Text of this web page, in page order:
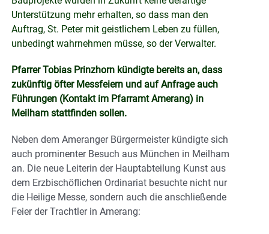
Unterstützung mehr erhalten, so dass man den
Auftrag, St. Peter mit geistlichem Leben zu füllen,
unbedingt wahrnehmen müsse, so der Verwalter.
Pfarrer Tobias Prinzhorn kündigte bereits an, dass
zukünftig öfter Messfeiern und auf Anfrage auch
Führungen (Kontakt im Pfarramt Amerang) in
Meilham stattfinden sollen.
Neben dem Ameranger Bürgermeister kündigte sich
auch prominenter Besuch aus München in Meilham
an. Die neue Leiterin der Hauptabteilung Kunst aus
dem Erzbischöflichen Ordinariat besuchte nicht nur
die Heilige Messe, sondern auch die anschließende
Feier der Trachtler in Amerang: